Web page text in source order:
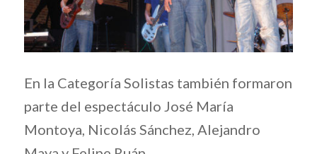
En la Categoría Solistas también formaron
parte del espectáculo José María
Montoya, Nicolás Sánchez, Alejandro